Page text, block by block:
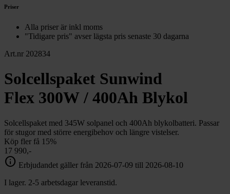
Priser
Alla priser är inkl moms
"Tidigare pris" avser lägsta pris senaste 30 dagarna
Art.nr 202834
Solcellspaket Sunwind
Flex 300W / 400Ah Blykol
Solcellspaket med 345W solpanel och 400Ah blykolbatteri. Passar
för stugor med större energibehov och längre vistelser.
Köp fler få 15%
17 990,-
info Erbjudandet gäller från 2026-07-09 till 2026-08-10
I lager. 2-5 arbetsdagar leveranstid.